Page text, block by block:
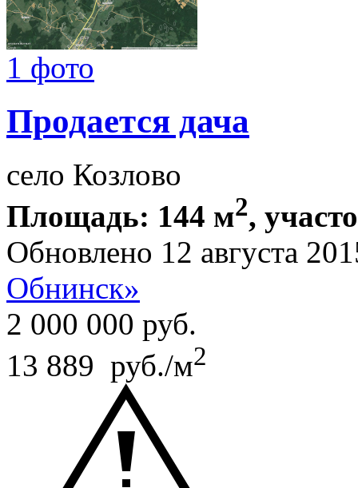
1 фото
Продается дача
село Козлово
Площадь: 144 м2,
Обновлено 12 августа
Обнинск»
2 000 000 руб.
13 889 руб./м2